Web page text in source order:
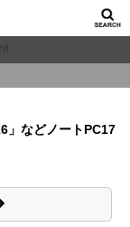
などノートPC17